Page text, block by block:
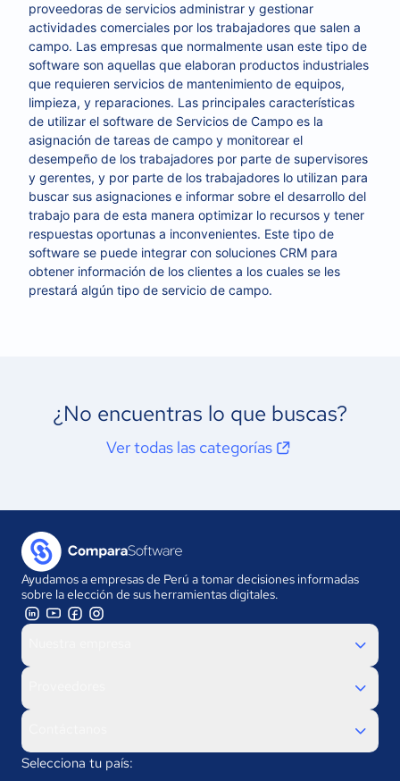
proveedoras de servicios administrar y gestionar
actividades comerciales por los trabajadores que salen a
campo. Las empresas que normalmente usan este tipo de
software son aquellas que elaboran productos industriales
que requieren servicios de mantenimiento de equipos,
limpieza, y reparaciones. Las principales características
de utilizar el software de Servicios de Campo es la
asignación de tareas de campo y monitorear el
desempeño de los trabajadores por parte de supervisores
y gerentes, y por parte de los trabajadores lo utilizan para
buscar sus asignaciones e informar sobre el desarrollo del
trabajo para de esta manera optimizar lo recursos y tener
respuestas oportunas a inconvenientes. Este tipo de
software se puede integrar con soluciones CRM para
obtener información de los clientes a los cuales se les
prestará algún tipo de servicio de campo.
¿No encuentras lo que buscas?
Ver todas las categorías
Ayudamos a empresas de Perú a tomar decisiones informadas
sobre la elección de sus herramientas digitales.
Selecciona tu país: